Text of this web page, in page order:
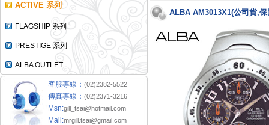
ACTIVE 系列
FLAGSHIP 系列
PRESTIGE 系列
ALBA OUTLET
客服專線： (02)2382-5522
傳真專線： (02)2371-3216
Msn:gill_tsai@hotmail.com
Mail:mrgill.tsai@gmail.com
ALBA AM3013X1(公司貨,